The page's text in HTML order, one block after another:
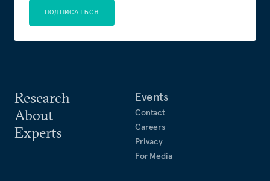
Research
About
Experts
Events
Contact
Careers
Privacy
For Media
ПОДПИСАТЬСЯ